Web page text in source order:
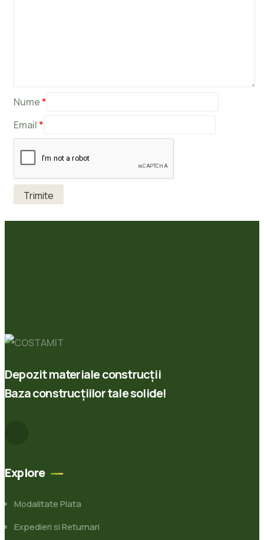
Nume *
Email *
Depozit materiale construcții
Baza construcțiilor tale solide!
Explore
Modalitate Plata
Expedieri si Returnari